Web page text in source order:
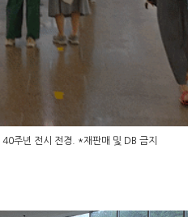
주년 전시 전경. *재판매 및 DB 금지